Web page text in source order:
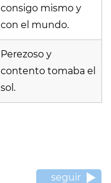
consigo mismo y
con el mundo.
Perezoso y
contento tomaba el
sol.
seguir